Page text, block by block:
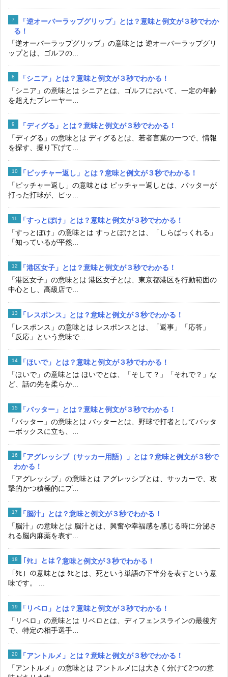
「逆オーバーラップグリップ」とは？意味と例文が３秒でわか
る！
「逆オーバーラップグリップ」の意味とは 逆オーバーラップグリ
ップとは、ゴルフの...
「シニア」とは？意味と例文が３秒でわかる！
「シニア」の意味とは シニアとは、ゴルフにおいて、一定の年齢
を超えたプレーヤー...
「ディグる」とは？意味と例文が３秒でわかる！
「ディグる」の意味とは ディグるとは、若者言葉の一つで、情報
を探す、掘り下げて...
「ピッチャー返し」とは？意味と例文が３秒でわかる！
「ピッチャー返し」の意味とは ピッチャー返しとは、バッターが
打った打球が、ピッ...
「すっとぼけ」とは？意味と例文が３秒でわかる！
「すっとぼけ」の意味とは すっとぼけとは、「しらばっくれる」
「知っているが平然...
「港区女子」とは？意味と例文が３秒でわかる！
「港区女子」の意味とは 港区女子とは、東京都港区を行動範囲の
中心とし、高級店で...
「レスポンス」とは？意味と例文が３秒でわかる！
「レスポンス」の意味とは レスポンスとは、「返事」「応答」
「反応」という意味で...
「ほいで」とは？意味と例文が３秒でわかる！
「ほいで」の意味とは ほいでとは、「そして？」「それで？」な
ど、話の先を柔らか...
「バッター」とは？意味と例文が３秒でわかる！
「バッター」の意味とは バッターとは、野球で打者としてバッタ
ーボックスに立ち、...
「アグレッシブ（サッカー用語）」とは？意味と例文が３秒で
わかる！
「アグレッシブ」の意味とは アグレッシブとは、サッカーで、攻
撃的かつ積極的にプ...
「脳汁」とは？意味と例文が３秒でわかる！
「脳汁」の意味とは 脳汁とは、興奮や幸福感を感じる時に分泌さ
れる脳内麻薬を表す...
「ﾀﾋ」とは？意味と例文が３秒でわかる！
「ﾀﾋ」の意味とは ﾀﾋとは、死という単語の下半分を表すという意
味です。 ...
「リベロ」とは？意味と例文が３秒でわかる！
「リベロ」の意味とは リベロとは、ディフェンスラインの最後方
で、特定の相手選手...
「アントルメ」とは？意味と例文が３秒でわかる！
「アントルメ」の意味とは アントルメには大きく分けて2つの意